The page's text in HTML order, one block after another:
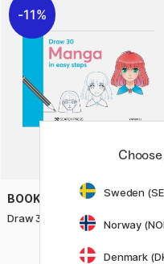
11%
BOOKS
Draw 30: Manga
Sweden
Norway
Denmark